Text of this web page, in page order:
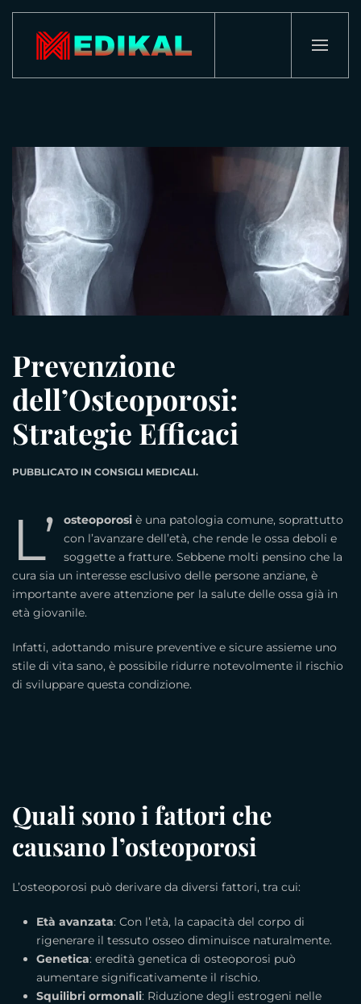
Passa al contenuto principale
Prevenzione
dell’Osteoporosi:
Strategie Efficaci
PUBBLICATO IN CONSIGLI MEDICALI.
L’ osteoporosi è una patologia comune, soprattutto
con l’avanzare dell’età, che rende le ossa deboli e
soggette a fratture. Sebbene molti pensino che la
cura sia un interesse esclusivo delle persone anziane, è
importante avere attenzione per la salute delle ossa già in
età giovanile.
Infatti, adottando misure preventive e sicure assieme uno
stile di vita sano, è possibile ridurre notevolmente il rischio
di sviluppare questa condizione.
Quali sono i fattori che
causano l’osteoporosi
L’osteoporosi può derivare da diversi fattori, tra cui:
Età avanzata: Con l’età, la capacità del corpo di
rigenerare il tessuto osseo diminuisce naturalmente.
Genetica: eredità genetica di osteoporosi può
aumentare significativamente il rischio.
Squilibri ormonali: Riduzione degli estrogeni nelle